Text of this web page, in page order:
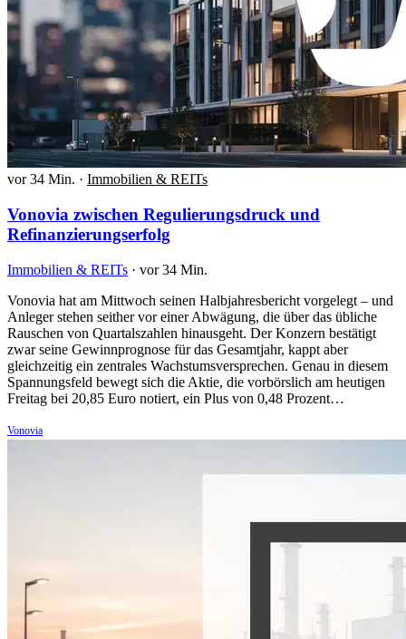
vor 34 Min. · Immobilien & REITs
Vonovia zwischen Regulierungsdruck und
Refinanzierungserfolg
Immobilien & REITs · vor 34 Min.
Vonovia hat am Mittwoch seinen Halbjahresbericht vorgelegt – und
Anleger stehen seither vor einer Abwägung, die über das übliche
Rauschen von Quartalszahlen hinausgeht. Der Konzern bestätigt
zwar seine Gewinnprognose für das Gesamtjahr, kappt aber
gleichzeitig ein zentrales Wachstumsversprechen. Genau in diesem
Spannungsfeld bewegt sich die Aktie, die vorbörslich am heutigen
Freitag bei 20,85 Euro notiert, ein Plus von 0,48 Prozent…
Vonovia